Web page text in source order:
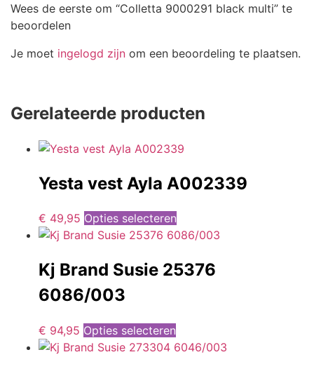
Wees de eerste om “Colletta 9000291 black multi” te
beoordelen
Je moet ingelogd zijn om een beoordeling te plaatsen.
Gerelateerde producten
Yesta vest Ayla A002339
€ 49,95 Opties selecteren
Kj Brand Susie 25376
6086/003
€ 94,95 Opties selecteren